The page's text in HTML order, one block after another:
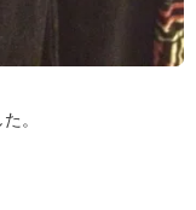
。